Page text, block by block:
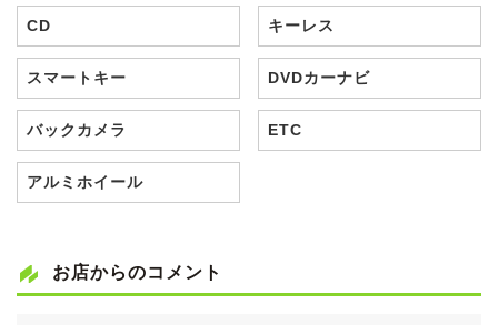
CD キーレス
スマートキー DVDカーナビ
バックカメラ ETC
アルミホイール
お店からのコメント